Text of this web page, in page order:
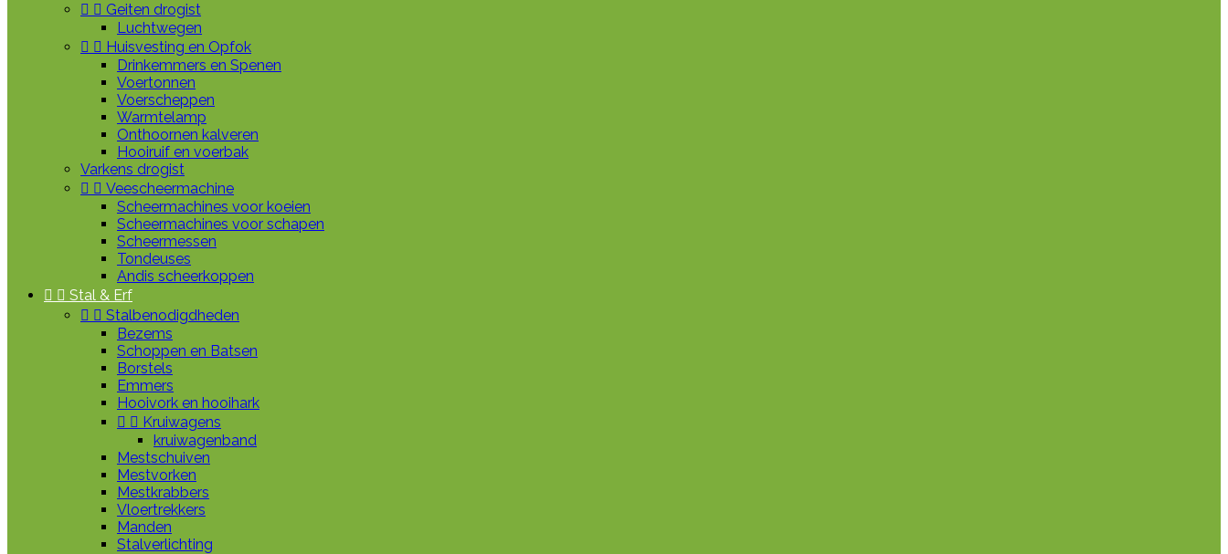
  Geiten drogist
Luchtwegen
  Huisvesting en Opfok
Drinkemmers en Spenen
Voertonnen
Voerscheppen
Warmtelamp
Onthoornen kalveren
Hooiruif en voerbak
Varkens drogist
  Veescheermachine
Scheermachines voor koeien
Scheermachines voor schapen
Scheermessen
Tondeuses
Andis scheerkoppen
  Stal & Erf
  Stalbenodigdheden
Bezems
Schoppen en Batsen
Borstels
Emmers
Hooivork en hooihark
  Kruiwagens
kruiwagenband
Mestschuiven
Mestvorken
Mestkrabbers
Vloertrekkers
Manden
Stalverlichting